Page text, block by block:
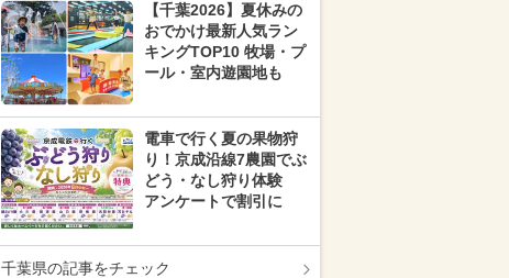
【千葉2026】夏休みの
おでかけ最新人気ラン
キングTOP10 牧場・プ
ール・室内遊園地も
電車で行く夏の果物狩
り！京成沿線7農園でぶ
どう・なし狩り体験
アンケートで割引に
千葉県の記事をチェック